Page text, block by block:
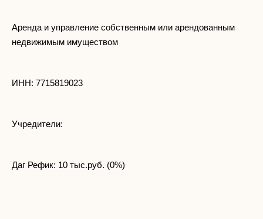
Аренда и управление собственным или арендованным
недвижимым имуществом
ИНН: 7715819023
Учредители:
Даг Рефик: 10 тыс.руб. (0%)